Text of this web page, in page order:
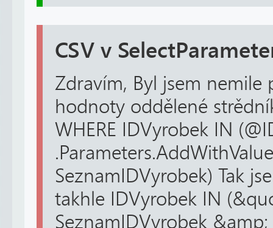
CSV v
Zdravím, Byl jsem nemile
hodnoty oddělené
WHERE IDVyrobek IN
SeznamIDVyrobek) Tak
takhle IDVyrobek IN
SeznamIDVyrobek